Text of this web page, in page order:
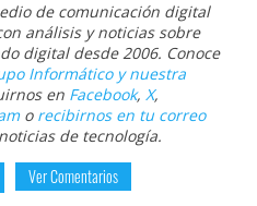
de comunicación digital
análisis y noticias sobre
digital desde 2006. Conoce
Informático y nuestra
en Facebook, X,
o recibirnos en tu correo
de tecnología.
Ver Comentarios